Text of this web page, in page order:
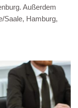
Außerdem
Saale, Hamburg,